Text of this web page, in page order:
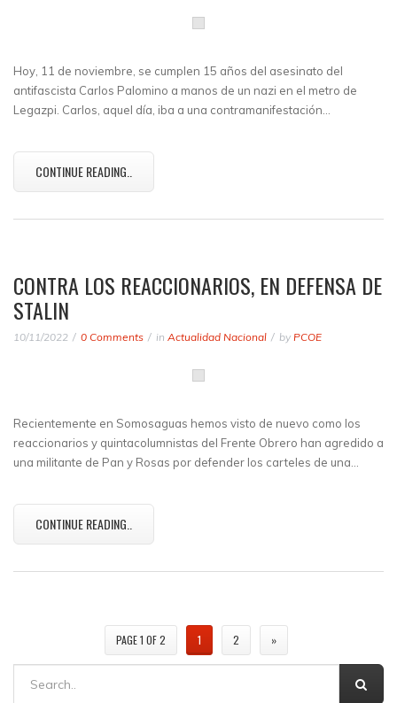
Hoy, 11 de noviembre, se cumplen 15 años del asesinato del
antifascista Carlos Palomino a manos de un nazi en el metro de
Legazpi. Carlos, aquel día, iba a una contramanifestación…
CONTINUE READING..
CONTRA LOS REACCIONARIOS, EN DEFENSA DE
STALIN
10/11/2022 0 Comments in Actualidad Nacional by PCOE
Recientemente en Somosaguas hemos visto de nuevo como los
reaccionarios y quintacolumnistas del Frente Obrero han agredido a
una militante de Pan y Rosas por defender los carteles de una…
CONTINUE READING..
PAGE 1 OF 2 1 2 »